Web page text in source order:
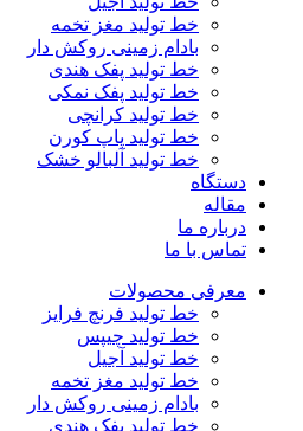
خط تولید مغز تخمه
بادام زمینی روکش دار
خط تولید پفک هندی
خط تولید پفک نمکی
خط تولید کرانچی
خط تولید پاپ کورن
خط تولید آلبالو خشک
دستگاه
مقاله
درباره ما
تماس با ما
معرفی محصولات
خط تولید فرنچ فرایز
خط تولید چیپس
خط تولید آجیل
خط تولید مغز تخمه
بادام زمینی روکش دار
خط تولید پفک هندی